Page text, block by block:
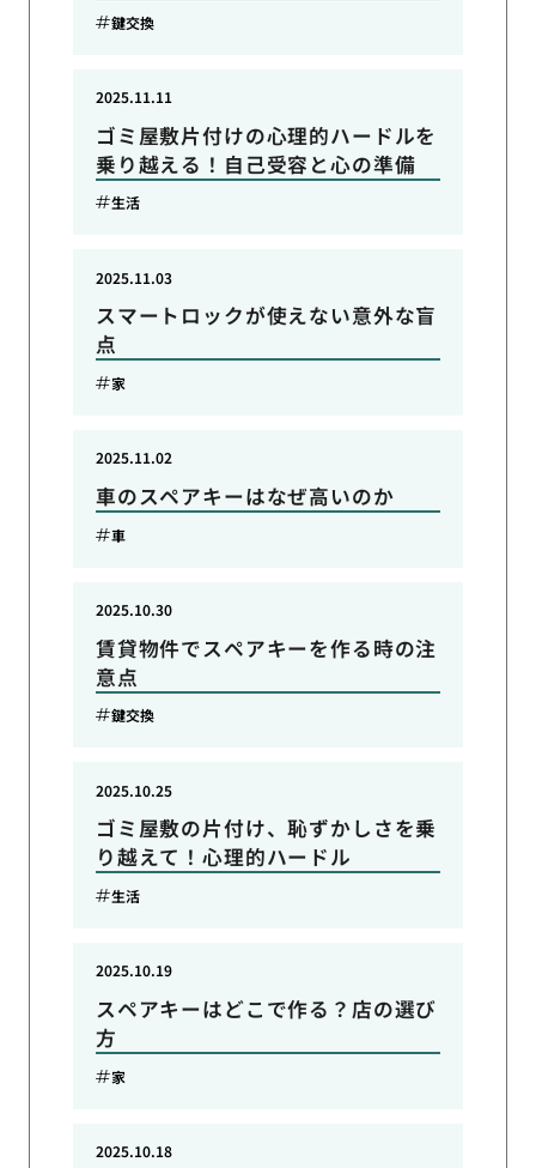
鍵交換
ゴミ屋敷片付けの心理的ハードルを
乗り越える！自己受容と心の準備
2025.11.11
生活
スマートロックが使えない意外な盲
点
2025.11.03
家
車のスペアキーはなぜ高いのか
2025.11.02
車
賃貸物件でスペアキーを作る時の注
意点
2025.10.30
鍵交換
ゴミ屋敷の片付け、恥ずかしさを乗
り越えて！心理的ハードル
2025.10.25
生活
スペアキーはどこで作る？店の選び
方
2025.10.19
家
2025.10.18